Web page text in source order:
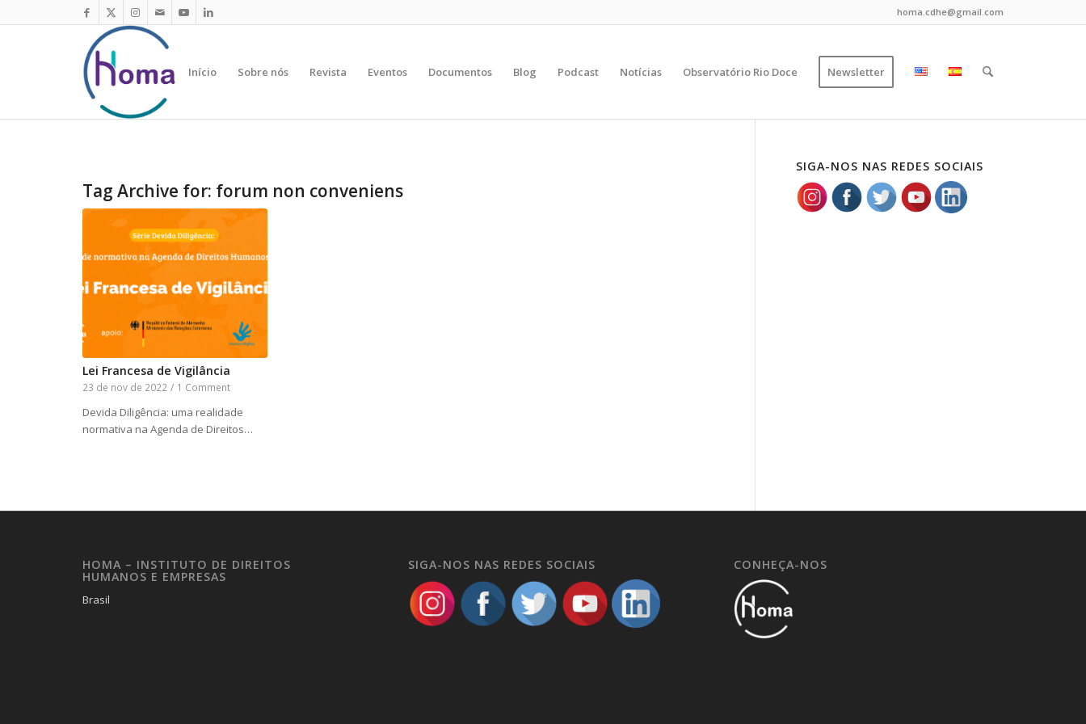
homa.cdhe@gmail.com
Início Sobre nós Revista Eventos Documentos Blog Podcast Notícias Observatório Rio Doce Newsletter
Tag Archive for: forum non conveniens
Lei Francesa de Vigilância
23 de nov de 2022 / 1 Comment
Devida Diligência: uma realidade
normativa na Agenda de Direitos…
SIGA-NOS NAS REDES SOCIAIS
HOMA – INSTITUTO DE DIREITOS
HUMANOS E EMPRESAS
Brasil
SIGA-NOS NAS REDES SOCIAIS CONHEÇA-NOS